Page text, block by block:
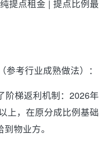
提点租金 | 提点比例最
考行业成熟做法）：
阶梯返利机制：2026年
上，在原分成比例基础
物业方。